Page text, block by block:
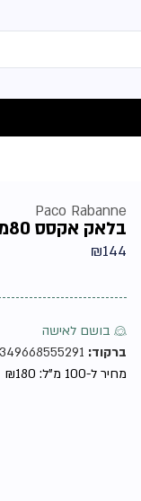
Paco Rabanne
בלאק אקסס 80מל אדפ מבית פאקו רבאן טסטר – בושם לאשה
₪144
♀ בושם לאישה
ברקוד:
מחיר ל-100 מ"ל:
₪180